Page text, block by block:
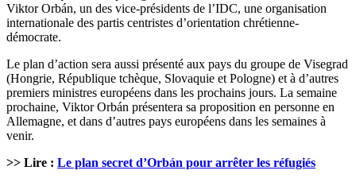
Viktor Orbán, un des vice-présidents de l’IDC, une organisation
internationale des partis centristes d’orientation chrétienne-
démocrate.
Le plan d’action sera aussi présenté aux pays du groupe de Visegrad
(Hongrie, République tchèque, Slovaquie et Pologne) et à d’autres
premiers ministres européens dans les prochains jours. La semaine
prochaine, Viktor Orbán présentera sa proposition en personne en
Allemagne, et dans d’autres pays européens dans les semaines à
venir.
>> Lire : Le plan secret d’Orbán pour arrêter les réfugiés